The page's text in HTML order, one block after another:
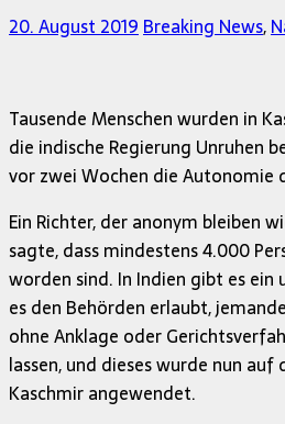
20. August 2019Breaking News,
Tausende Menschen wurden in
die indische Regierung Unruhen
vor zwei Wochen die Autonomie
Ein Richter, der anonym bleiben
sagte, dass mindestens 4.000
worden sind. In Indien gibt es ein
es den Behörden erlaubt,
ohne Anklage oder
lassen, und dieses wurde nun auf
Kaschmir angewendet.